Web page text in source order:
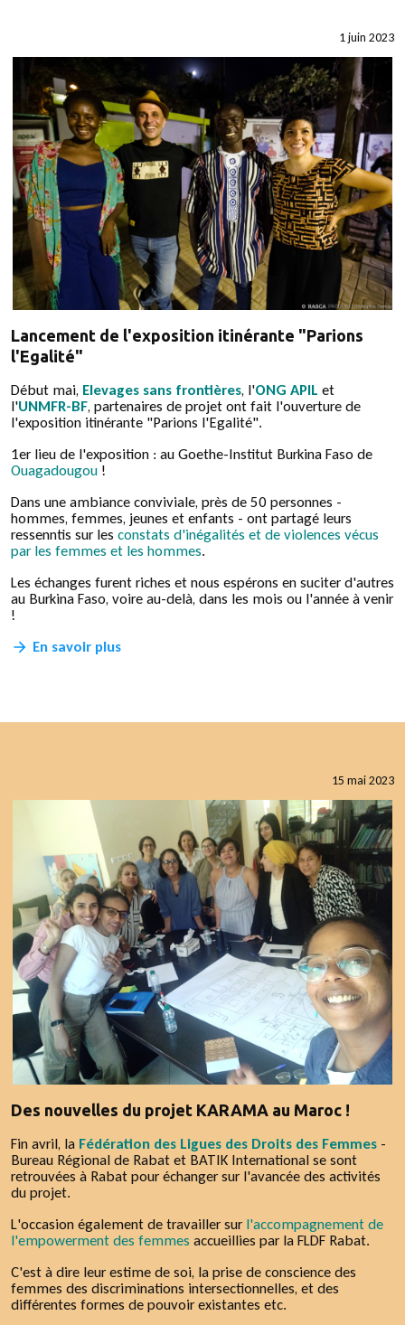
1 juin 2023
Lancement de l'exposition itinérante "Parions
l'Egalité"
Début mai, Elevages sans frontières, l'ONG APIL et
l'UNMFR-BF, partenaires de projet ont fait l'ouverture de
l'exposition itinérante "Parions l'Egalité".
1er lieu de l'exposition : au Goethe-Institut Burkina Faso de
Ouagadougou !
Dans une ambiance conviviale, près de 50 personnes -
hommes, femmes, jeunes et enfants - ont partagé leurs
ressenntis sur lesconstats d'inégalités et de violences vécus
par les femmes et les hommes.
Les échanges furent riches et nous espérons en suciter d'autres
au Burkina Faso, voire au-delà, dans les mois ou l'année à venir
!
En savoir plus
15 mai 2023
Des nouvelles du projet KARAMA au Maroc !
Fin avril, la Fédération des Ligues des Droits des Femmes -
Bureau Régional de Rabat et BATIK International se sont
retrouvées à Rabat pour échanger sur l'avancée des activités
du projet.
L'occasion également de travailler sur l'accompagnement de
l'empowerment des femmesaccueillies par la FLDF Rabat.
C'est à dire leur estime de soi, la prise de conscience des
femmes des discriminations intersectionnelles, et des
différentes formes de pouvoir existantes etc.